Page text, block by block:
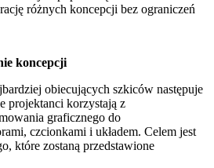
różnych koncepcji bez ograniczeń
koncepcji
obiecujących szkiców następuje
projektanci korzystają z
graficznego do
czcionkami i układem. Celem jest
które zostaną przedstawione